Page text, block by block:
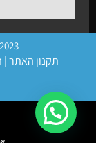
2023 © אלעד דויטש מוסיקה | האתר פועל ברשיון
תקנון האתר|